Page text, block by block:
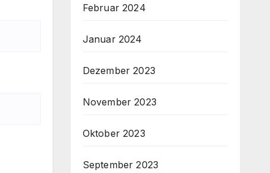
Februar 2024
Januar 2024
Dezember 2023
November 2023
Oktober 2023
September 2023